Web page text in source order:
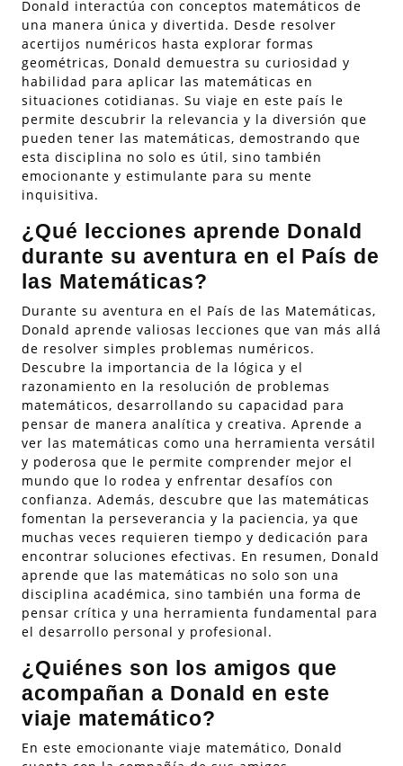
Donald interactúa con conceptos matemáticos de
una manera única y divertida. Desde resolver
acertijos numéricos hasta explorar formas
geométricas, Donald demuestra su curiosidad y
habilidad para aplicar las matemáticas en
situaciones cotidianas. Su viaje en este país le
permite descubrir la relevancia y la diversión que
pueden tener las matemáticas, demostrando que
esta disciplina no solo es útil, sino también
emocionante y estimulante para su mente
inquisitiva.
¿Qué lecciones aprende Donald
durante su aventura en el País de
las Matemáticas?
Durante su aventura en el País de las Matemáticas,
Donald aprende valiosas lecciones que van más allá
de resolver simples problemas numéricos.
Descubre la importancia de la lógica y el
razonamiento en la resolución de problemas
matemáticos, desarrollando su capacidad para
pensar de manera analítica y creativa. Aprende a
ver las matemáticas como una herramienta versátil
y poderosa que le permite comprender mejor el
mundo que lo rodea y enfrentar desafíos con
confianza. Además, descubre que las matemáticas
fomentan la perseverancia y la paciencia, ya que
muchas veces requieren tiempo y dedicación para
encontrar soluciones efectivas. En resumen, Donald
aprende que las matemáticas no solo son una
disciplina académica, sino también una forma de
pensar crítica y una herramienta fundamental para
el desarrollo personal y profesional.
¿Quiénes son los amigos que
acompañan a Donald en este
viaje matemático?
En este emocionante viaje matemático, Donald